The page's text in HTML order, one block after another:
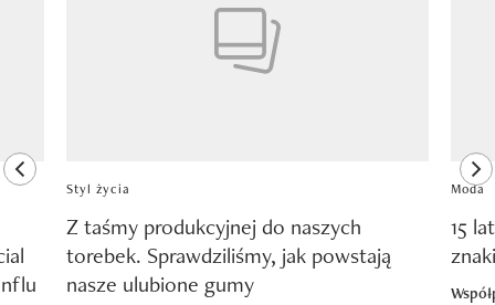
previous element
Styl życia
Z taśmy produkcyjnej do naszych
torebek. Sprawdziliśmy, jak powstają
nasze ulubione gumy
Moda
15